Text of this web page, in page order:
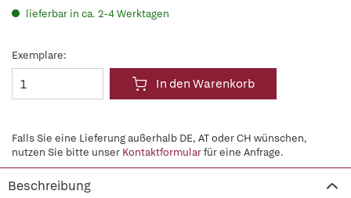
lieferbar in ca. 2-4 Werktagen
Exemplare:
In den Warenkorb
Falls Sie eine Lieferung außerhalb DE, AT oder CH wünschen,
nutzen Sie bitte unser Kontaktformularfür eine Anfrage.
Beschreibung